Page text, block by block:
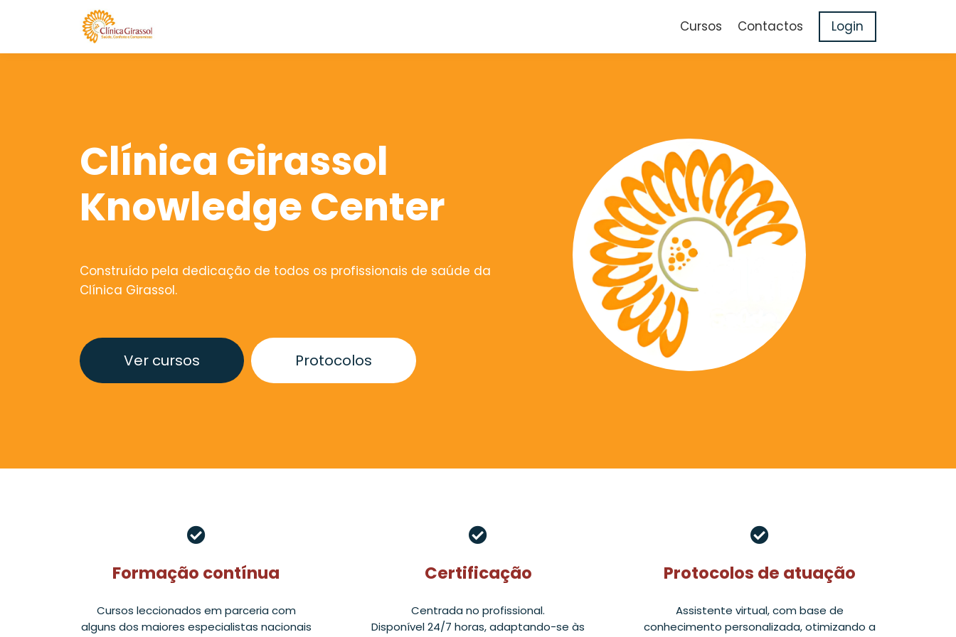
Cursos Contactos Login
Clínica Girassol
Knowledge Center
Construído pela dedicação de todos os profissionais de saúde da
Clínica Girassol.
Ver cursos Protocolos
Formação contínua
Cursos leccionados em parceria com
alguns dos maiores especialistas nacionais
Certificação
Centrada no profissional.
Disponível 24/7 horas, adaptando-se às
Protocolos de atuação
Assistente virtual, com base de
conhecimento personalizada, otimizando a